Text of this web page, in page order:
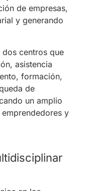
de empresas,
y generando
dos centros que
asistencia
formación,
de
un amplio
y